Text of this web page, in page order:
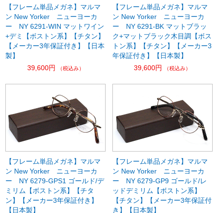
【フレーム単品メガネ】マルマ
ン New Yorker ニューヨーカ
ー NY 6291-WIN マットワイン
+デミ【ボストン系】【チタン】
【メーカー3年保証付き】【日本
製】
39,600円
（税込み）
【フレーム単品メガネ】マルマ
ン New Yorker ニューヨーカ
ー NY 6291-BK マットブラッ
ク+マットブラック木目調【ボス
トン系】【チタン】【メーカー3
年保証付き】【日本製】
39,600円
（税込み）
【フレーム単品メガネ】マルマ
ン New Yorker ニューヨーカ
ー NY 6279-GPS1 ゴールド/デ
ミリム【ボストン系】【チタ
ン】【メーカー3年保証付き】
【日本製】
【フレーム単品メガネ】マルマ
ン New Yorker ニューヨーカ
ー NY 6279-GP9 ゴールド/レ
ッドデミリム【ボストン系】
【チタン】【メーカー3年保証付
き】【日本製】